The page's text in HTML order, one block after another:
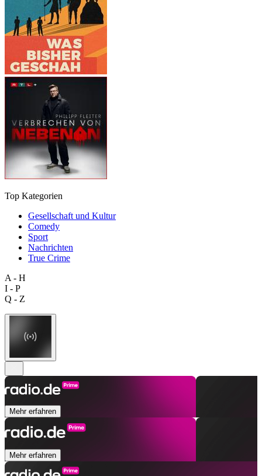
Top Kategorien
Gesellschaft und Kultur
Comedy
Sport
Nachrichten
True Crime
A - H
I - P
Q - Z
Mehr erfahren
Mehr erfahren